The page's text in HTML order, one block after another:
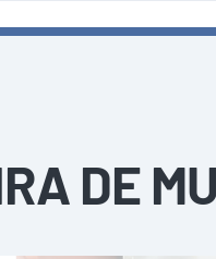
DE